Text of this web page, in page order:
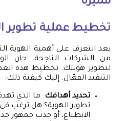
تخطيط عملية تطوير
بعد التعرف على أهمية الهوية
من الشركات الناجحة، حان
لتطوير هويتك. تخطيط هذه
التنفيذ الفعّال. إليك كيفية ذلك:
تحديد أهدافك: ما الذي
تطوير الهوية؟ هل ترغب في
الانطباع، أو جذب جمهور